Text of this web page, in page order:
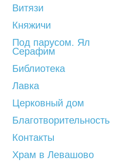
Витязи
Княжичи
Под парусом. Ял
Серафим
Библиотека
Лавка
Церковный дом
Благотворительность
Контакты
Храм в Левашово